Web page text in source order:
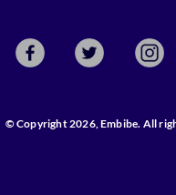
© Copyright 2026, Embibe. All